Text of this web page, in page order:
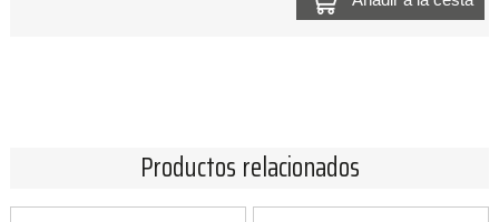
Productos relacionados